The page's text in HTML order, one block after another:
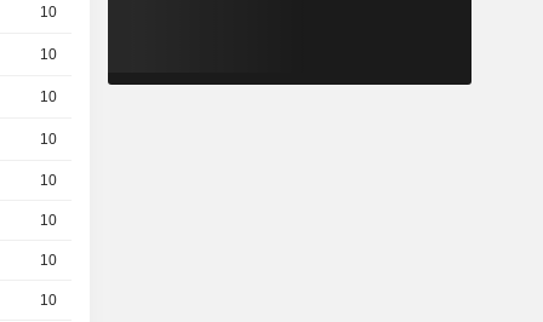
10
10
10
10
10
10
10
10